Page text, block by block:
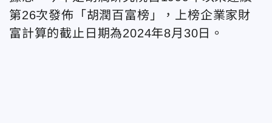
第26次發佈「胡潤百富榜」，上榜企業家財
富計算的截止日期為2024年8月30日。